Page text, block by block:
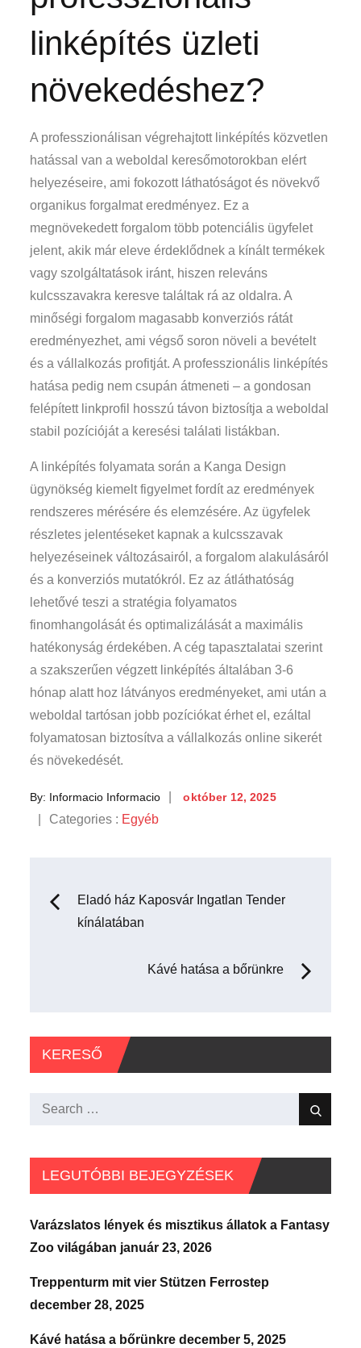
linképítés üzleti
növekedéshez?
A professzionálisan végrehajtott linképítés közvetlen
hatással van a weboldal keresőmotorokban elért
helyezéseire, ami fokozott láthatóságot és növekvő
organikus forgalmat eredményez. Ez a
megnövekedett forgalom több potenciális ügyfelet
jelent, akik már eleve érdeklődnek a kínált termékek
vagy szolgáltatások iránt, hiszen releváns
kulcsszavakra keresve találtak rá az oldalra. A
minőségi forgalom magasabb konverziós rátát
eredményezhet, ami végső soron növeli a bevételt
és a vállalkozás profitját. A professzionális linképítés
hatása pedig nem csupán átmeneti – a gondosan
felépített linkprofil hosszú távon biztosítja a weboldal
stabil pozícióját a keresési találati listákban.
A linképítés folyamata során a Kanga Design
ügynökség kiemelt figyelmet fordít az eredmények
rendszeres mérésére és elemzésére. Az ügyfelek
részletes jelentéseket kapnak a kulcsszavak
helyezéseinek változásairól, a forgalom alakulásáról
és a konverziós mutatókról. Ez az átláthatóság
lehetővé teszi a stratégia folyamatos
finomhangolását és optimalizálását a maximális
hatékonyság érdekében. A cég tapasztalatai szerint
a szakszerűen végzett linképítés általában 3-6
hónap alatt hoz látványos eredményeket, ami után a
weboldal tartósan jobb pozíciókat érhet el, ezáltal
folyamatosan biztosítva a vállalkozás online sikerét
és növekedését.
By: Informacio Informacio
Posted
október 12, 2025
Categories
Categories : Egyéb
Bejegyzés
Eladó ház Kaposvár Ingatlan Tender
kínálatában
Kávé hatása a bőrünkre
KERESŐ
Search
Search
LEGUTÓBBI BEJEGYZÉSEK
Varázslatos lények és misztikus állatok a Fantasy
Zoo világában január 23, 2026
Treppenturm mit vier Stützen Ferrostep
december 28, 2025
Kávé hatása a bőrünkre december 5, 2025